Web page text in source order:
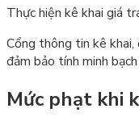
Thực hiện kê khai giá
Cổng thông tin kê
đảm bảo tính minh
Mức phạt khi